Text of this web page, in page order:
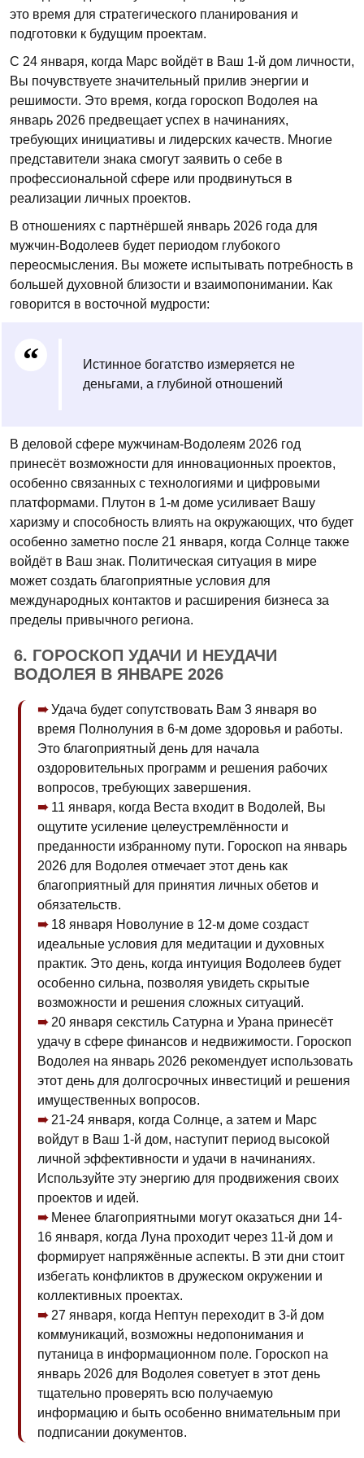
это время для стратегического планирования и
подготовки к будущим проектам.
С 24 января, когда Марс войдёт в Ваш 1-й дом личности,
Вы почувствуете значительный прилив энергии и
решимости. Это время, когда гороскоп Водолея на
январь 2026 предвещает успех в начинаниях,
требующих инициативы и лидерских качеств. Многие
представители знака смогут заявить о себе в
профессиональной сфере или продвинуться в
реализации личных проектов.
В отношениях с партнёршей январь 2026 года для
мужчин-Водолеев будет периодом глубокого
переосмысления. Вы можете испытывать потребность в
большей духовной близости и взаимопонимании. Как
говорится в восточной мудрости:
Истинное богатство измеряется не
деньгами, а глубиной отношений
В деловой сфере мужчинам-Водолеям 2026 год
принесёт возможности для инновационных проектов,
особенно связанных с технологиями и цифровыми
платформами. Плутон в 1-м доме усиливает Вашу
харизму и способность влиять на окружающих, что будет
особенно заметно после 21 января, когда Солнце также
войдёт в Ваш знак. Политическая ситуация в мире
может создать благоприятные условия для
международных контактов и расширения бизнеса за
пределы привычного региона.
6. ГОРОСКОП УДАЧИ И НЕУДАЧИ
ВОДОЛЕЯ В ЯНВАРЕ 2026
Удача будет сопутствовать Вам 3 января во
время Полнолуния в 6-м доме здоровья и работы.
Это благоприятный день для начала
оздоровительных программ и решения рабочих
вопросов, требующих завершения.
11 января, когда Веста входит в Водолей, Вы
ощутите усиление целеустремлённости и
преданности избранному пути. Гороскоп на январь
2026 для Водолея отмечает этот день как
благоприятный для принятия личных обетов и
обязательств.
18 января Новолуние в 12-м доме создаст
идеальные условия для медитации и духовных
практик. Это день, когда интуиция Водолеев будет
особенно сильна, позволяя увидеть скрытые
возможности и решения сложных ситуаций.
20 января секстиль Сатурна и Урана принесёт
удачу в сфере финансов и недвижимости. Гороскоп
Водолея на январь 2026 рекомендует использовать
этот день для долгосрочных инвестиций и решения
имущественных вопросов.
21-24 января, когда Солнце, а затем и Марс
войдут в Ваш 1-й дом, наступит период высокой
личной эффективности и удачи в начинаниях.
Используйте эту энергию для продвижения своих
проектов и идей.
Менее благоприятными могут оказаться дни 14-
16 января, когда Луна проходит через 11-й дом и
формирует напряжённые аспекты. В эти дни стоит
избегать конфликтов в дружеском окружении и
коллективных проектах.
27 января, когда Нептун переходит в 3-й дом
коммуникаций, возможны недопонимания и
путаница в информационном поле. Гороскоп на
январь 2026 для Водолея советует в этот день
тщательно проверять всю получаемую
информацию и быть особенно внимательным при
подписании документов.